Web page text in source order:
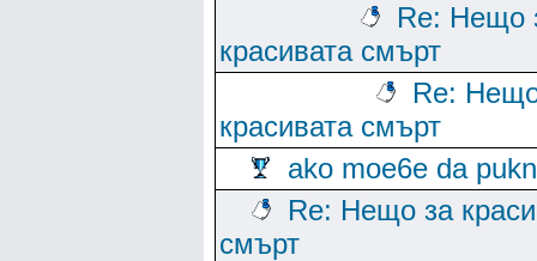
Re: Нещо
красивата смърт
Re:
красивата смърт
ako moe6e da
Re: Нещо за
смърт